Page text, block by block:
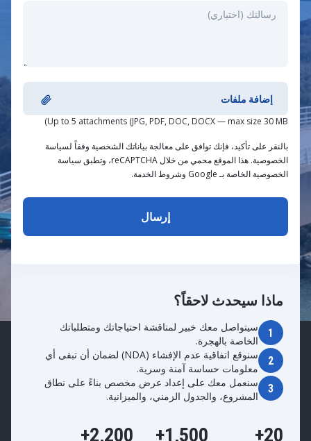
ماذا سيحدث لاحقاً؟
1
سيتواصل معك خبير لمناقشة احتياجاتك ومتطلباتك
الخاصة بالهجرة.
2
سنوقع اتفاقية عدم الإفشاء (NDA) لضمان أن تبقى أي
معلومات حساسة آمنة وسرية.
3
سنعمل معك على إعداد عرض مخصص بناءً على نطاق
المشروع، والجدول الزمني، والميزانية.
20+
1,500+
2,200+
إضافة ملفات
Up to 5 attachments (JPG, PDF, DOC, DOCX — max size 30 MB)
بالنقر على تأكيد، فإنك توافق على معالجة بياناتك الشخصية وفقاً لسياسة
الخصوصية. هذا الموقع محمي من خلال reCAPTCHA، وتطبق سياسة
الخصوصية الخاصة بـ Google وشروط الخدمة.